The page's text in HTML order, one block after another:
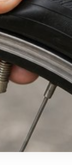
häufige
Scheiben